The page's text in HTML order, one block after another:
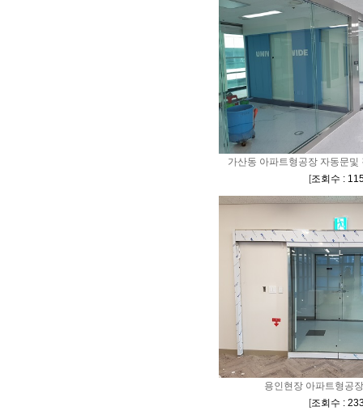
가산동 아파트형공장 자동문및
[조회수 :
용인현장 아파트형공
[조회수 :